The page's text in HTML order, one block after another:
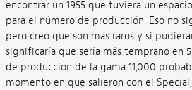
encontrar un 1955 que tuviera un
para el número de producción. Eso no
pero creo que son más raros y si
significaría que sería más temprano en
de producción de la gama 11,000
momento en que salieron con el